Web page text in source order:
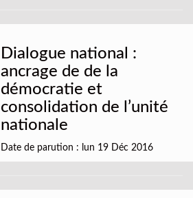
Dialogue national :
ancrage de de la
démocratie et
consolidation de l’unité
nationale
Date de parution : lun 19 Déc 2016